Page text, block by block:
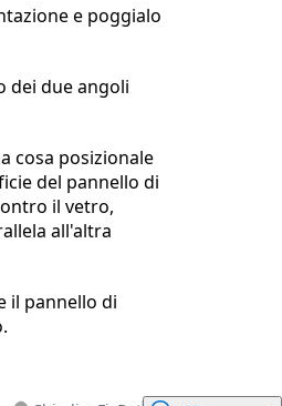
e poggialo
dei due angoli
cosa posizionale
del pannello di
il vetro,
all'altra
il pannello di